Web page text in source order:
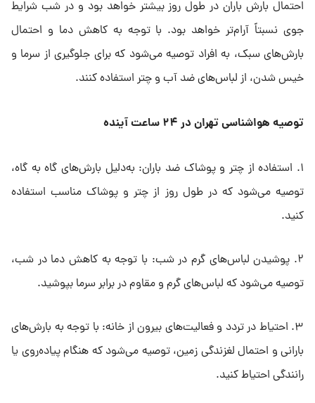
احتمال بارش باران در طول روز بیشتر خواهد بود و در شب شرایط
جوی نسبتاً آرام‌تر خواهد بود. با توجه به کاهش دما و احتمال
بارش‌های سبک، به افراد توصیه می‌شود که برای جلوگیری از سرما و
خیس شدن، از لباس‌های ضد آب و چتر استفاده کنند.
توصیه هواشناسی تهران در ۲۴ ساعت آینده
۱. استفاده از چتر و پوشاک ضد باران: به‌دلیل بارش‌های گاه به گاه،
توصیه می‌شود که در طول روز از چتر و پوشاک مناسب استفاده
کنید.
۲. پوشیدن لباس‌های گرم در شب: با توجه به کاهش دما در شب،
توصیه می‌شود که لباس‌های گرم و مقاوم در برابر سرما بپوشید.
۳. احتیاط در تردد و فعالیت‌های بیرون از خانه: با توجه به بارش‌های
بارانی و احتمال لغزندگی زمین، توصیه می‌شود که هنگام پیاده‌روی یا
رانندگی احتیاط کنید.